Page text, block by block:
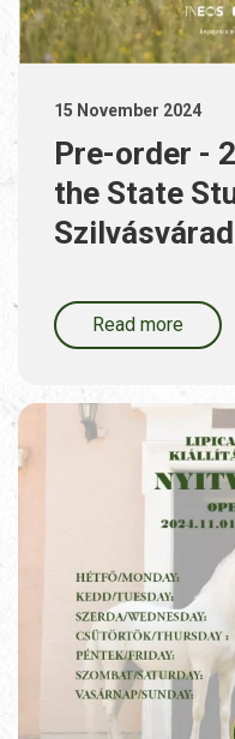
15 November 2024
Pre-order -
the State
Szilvásvárad
Read more